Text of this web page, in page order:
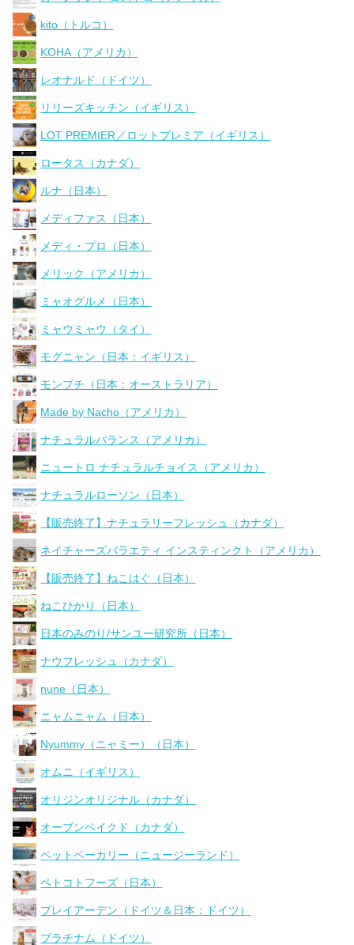
kito（トルコ）
KOHA（アメリカ）
レオナルド（ドイツ）
リリーズキッチン（イギリス）
LOT PREMIER／ロットプレミア（イギリス）
ロータス（カナダ）
ルナ（日本）
メディファス（日本）
メディ・プロ（日本）
メリック（アメリカ）
ミャオグルメ（日本）
ミャウミャウ（タイ）
モグニャン（日本：イギリス）
モンプチ（日本：オーストラリア）
Made by Nacho（アメリカ）
ナチュラルバランス（アメリカ）
ニュートロ ナチュラルチョイス（アメリカ）
ナチュラルローソン（日本）
【販売終了】ナチュラリーフレッシュ（カナダ）
ネイチャーズバラエティ インスティンクト（アメリカ）
【販売終了】ねこはぐ（日本）
ねこひかり（日本）
日本のみのり/サンユー研究所（日本）
ナウフレッシュ（カナダ）
nune（日本）
ニャムニャム（日本）
Nyummy（ニャミー）（日本）
オムニ（イギリス）
オリジンオリジナル（カナダ）
オーブンベイクド（カナダ）
ペットベーカリー（ニュージーランド）
ペトコトフーズ（日本）
プレイアーデン（ドイツ＆日本：ドイツ）
プラチナム（ドイツ）